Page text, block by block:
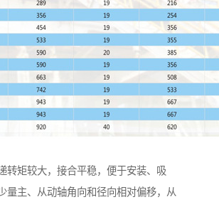
转矩较大，接合平稳，便于安装、吸
量主、从动轴角向和径向相对偏移，从